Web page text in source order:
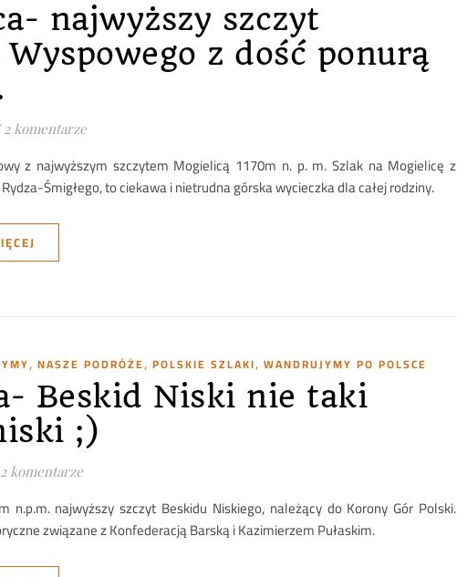
najwyższy szczyt
z dość ponurą
2 komentarze
z najwyższym szczytem Mogielicą 1170m n. p. m. Szlak na Mogielicę z
Rydza-Śmigłego, to ciekawa i nietrudna górska wycieczka dla całej rodziny.
, NASZE PODRÓŻE, POLSKIE SZLAKI, WANDRUJYMY PO POLSCE
Beskid Niski nie taki
;)
2 komentarze
n.p.m. najwyższy szczyt Beskidu Niskiego, należący do Korony Gór Polski.
związane z Konfederacją Barską i Kazimierzem Pułaskim.